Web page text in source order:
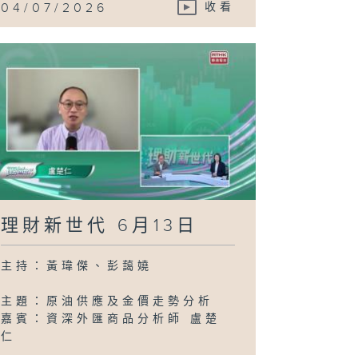
04/07/2026 收看
理財新世代 6月13日
主持：黃瑋傑、彭藹嬈
主題：原油供應及金價走勢分析
嘉賓：資深外匯商品分析師 盧楚
仁